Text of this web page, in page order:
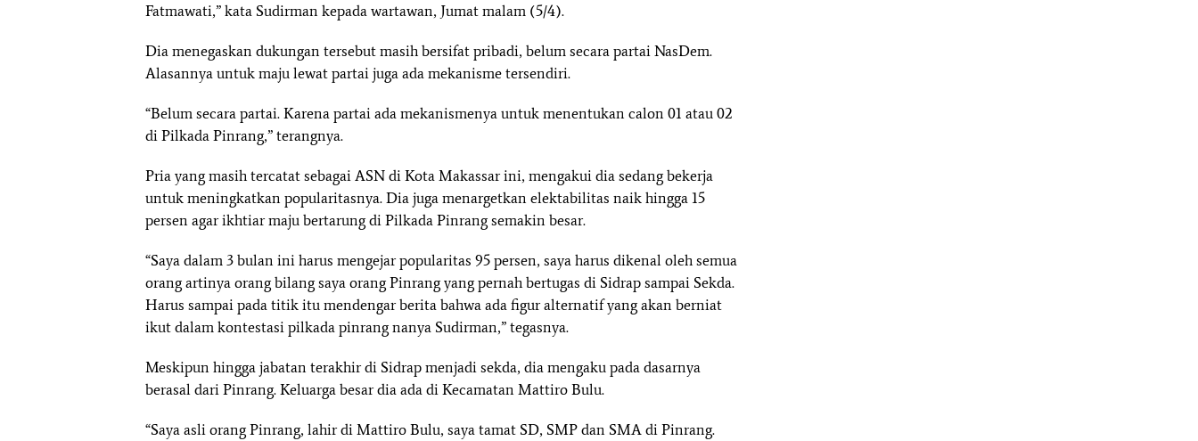
Fatmawati,” kata Sudirman kepada wartawan, Jumat malam (5/4).
Dia menegaskan dukungan tersebut masih bersifat pribadi, belum secara partai NasDem.
Alasannya untuk maju lewat partai juga ada mekanisme tersendiri.
“Belum secara partai. Karena partai ada mekanismenya untuk menentukan calon 01 atau 02
di Pilkada Pinrang,” terangnya.
Pria yang masih tercatat sebagai ASN di Kota Makassar ini, mengakui dia sedang bekerja
untuk meningkatkan popularitasnya. Dia juga menargetkan elektabilitas naik hingga 15
persen agar ikhtiar maju bertarung di Pilkada Pinrang semakin besar.
“Saya dalam 3 bulan ini harus mengejar popularitas 95 persen, saya harus dikenal oleh semua
orang artinya orang bilang saya orang Pinrang yang pernah bertugas di Sidrap sampai Sekda.
Harus sampai pada titik itu mendengar berita bahwa ada figur alternatif yang akan berniat
ikut dalam kontestasi pilkada pinrang nanya Sudirman,” tegasnya.
Meskipun hingga jabatan terakhir di Sidrap menjadi sekda, dia mengaku pada dasarnya
berasal dari Pinrang. Keluarga besar dia ada di Kecamatan Mattiro Bulu.
“Saya asli orang Pinrang, lahir di Mattiro Bulu, saya tamat SD, SMP dan SMA di Pinrang.